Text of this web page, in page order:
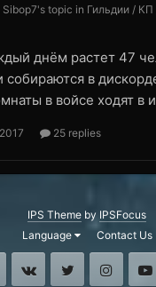
topic in Гильдии /
днём растет 47
в
в войсе ходят в
25 replies
IPS Theme by IPSFocus
Language
Contact Us
FacebookVK Twitter